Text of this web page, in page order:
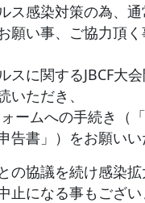
ス感染対策の為、
願い事、ご協力頂
スに関するJBCF大
いただき、
ームへの手続き（
告書」）をお願いい
の協議を続け感染
止になる事もござ